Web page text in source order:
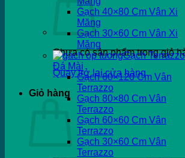
Chưa có sản phẩm trong giỏ
Quay trở lại cửa hàng
Giỏ hàng
Gạch 40×80 Cm Vân Xi
Măng
Gạch 30×60 Cm Vân Xi
Măng
Gạch Terrazzo
Đá Mài
Gạch 60×120 Cm Vân
Terrazzo
Gạch 80×80 Cm Vân
Terrazzo
Gạch 60×60 Cm Vân
Terrazzo
Gạch 30×60 Cm Vân
Terrazzo